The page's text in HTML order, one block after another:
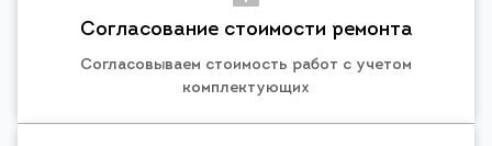
Согласование стоимости ремонта
Согласовываем стоимость работ с учетом
комплектующих